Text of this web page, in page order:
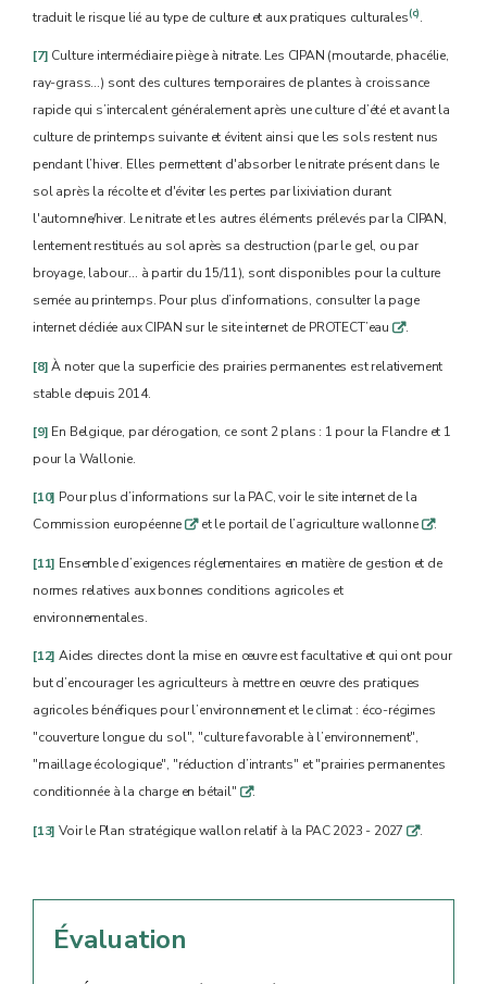
traduit le risque lié au type de culture et aux pratiques culturales(c).
[7] Culture intermédiaire piège à nitrate. Les CIPAN (moutarde, phacélie,
ray-grass…) sont des cultures temporaires de plantes à croissance
rapide qui s’intercalent généralement après une culture d’été et avant la
culture de printemps suivante et évitent ainsi que les sols restent nus
pendant l’hiver. Elles permettent d'absorber le nitrate présent dans le
sol après la récolte et d'éviter les pertes par lixiviation durant
l'automne/hiver. Le nitrate et les autres éléments prélevés par la CIPAN,
lentement restitués au sol après sa destruction (par le gel, ou par
broyage, labour... à partir du 15/11), sont disponibles pour la culture
semée au printemps. Pour plus d’informations, consulter la page
internet dédiée aux CIPAN sur le site internet de PROTECT’eau q.
[8]À noter que la superficie des prairies permanentes est relativement
stable depuis 2014.
[9] En Belgique, par dérogation, ce sont 2 plans : 1 pour la Flandre et 1
pour la Wallonie.
[10] Pour plus d’informations sur la PAC, voir le site internet de la
Commission européenneqet le portail de l’agriculture wallonne q.
[11] Ensemble d’exigences réglementaires en matière de gestion et de
normes relatives aux bonnes conditions agricoles et
environnementales.
[12] Aides directes dont la mise en œuvre est facultative et qui ont pour
but d’encourager les agriculteurs à mettre en œuvre des pratiques
agricoles bénéfiques pour l’environnement et le climat : éco-régimes
"couverture longue du sol", "culture favorable à l’environnement",
"maillage écologique", "réduction d’intrants" et "prairies permanentes
conditionnée à la charge en bétail" q.
[13]Voir le Plan stratégique wallon relatif à la PAC 2023 - 2027q.
Évaluation